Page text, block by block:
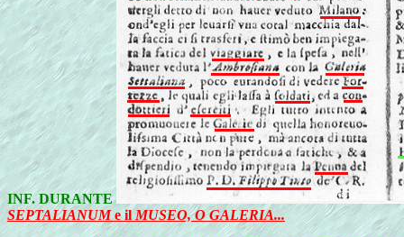
INF. DURANTE
SEPTALIANUMe il MUSEO, O GALERIA...